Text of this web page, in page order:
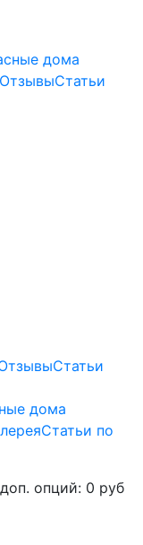
дома
ОтзывыСтатьи
Статьи
дома
Статьи по
опций: 0 руб